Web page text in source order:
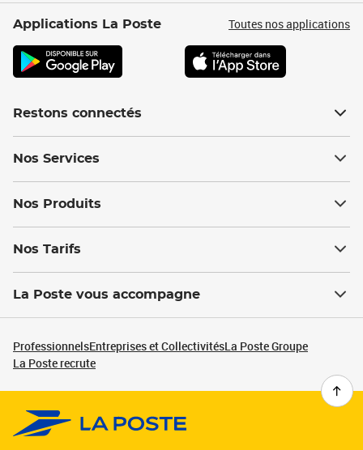
Applications La Poste Toutes nos applications
Restons connectés
Nos Services
Nos Produits
Nos Tarifs
La Poste vous accompagne
ProfessionnelsEntreprises et CollectivitésLa Poste Groupe
La Poste recrute